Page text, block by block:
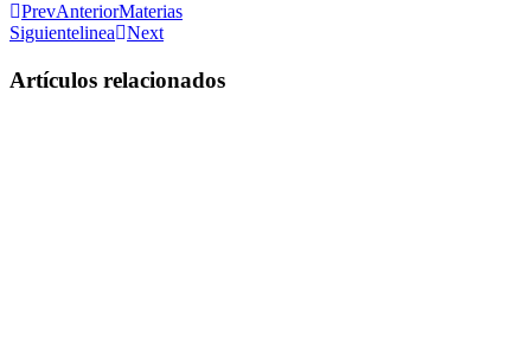
PrevAnteriorMaterias
Siguientelinea Next
Artículos relacionados